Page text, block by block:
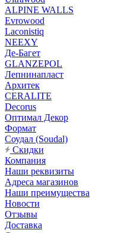
ALPINE WALLS
Evrowood
Laconistiq
NEEXY
Де-Багет
GLANZEPOL
Лепнинапласт
Архитек
CERALITE
Decorus
Оптимал Декор
Формат
Соудал (Soudal)
Скидки
Компания
Наши реквизиты
Адреса магазинов
Наши преимущества
Новости
Отзывы
Доставка